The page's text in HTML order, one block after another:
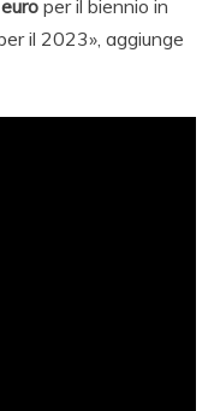
per il biennio in
il 2023», aggiunge